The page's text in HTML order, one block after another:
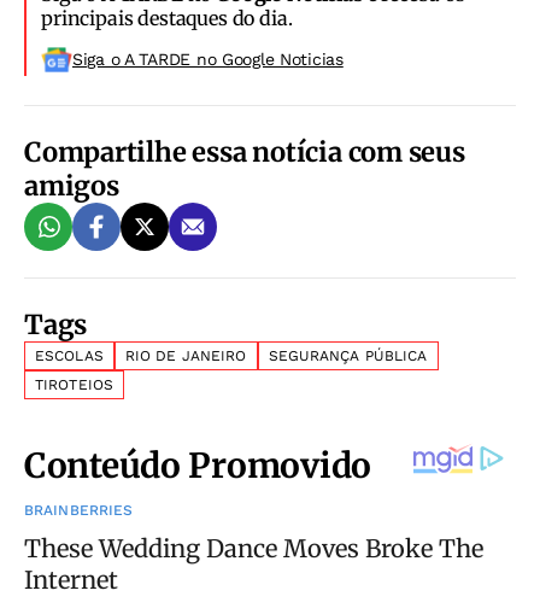
principais destaques do dia.
Siga o A TARDE no Google Noticias
Compartilhe essa notícia com seus
amigos
Tags
ESCOLAS RIO DE JANEIRO
SEGURANÇA PÚBLICA
TIROTEIOS